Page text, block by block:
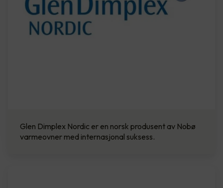
Glen Dimplex Nordic er en norsk produsent av Nobø
varmeovner med internasjonal suksess.